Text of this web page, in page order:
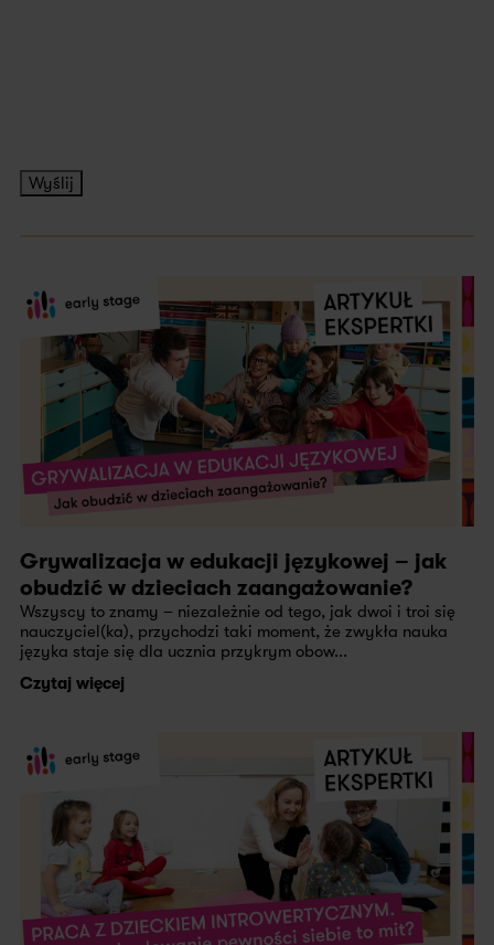
Wyślij
Grywalizacja w edukacji językowej – jak
obudzić w dzieciach zaangażowanie?
Wszyscy to znamy – niezależnie od tego, jak dwoi i troi się
nauczyciel(ka), przychodzi taki moment, że zwykła nauka
języka staje się dla ucznia przykrym obow...
Czytaj więcej